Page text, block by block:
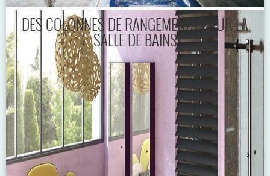
DES COLONNES DE RANGEMENTS POUR LA
SALLE DE BAINS